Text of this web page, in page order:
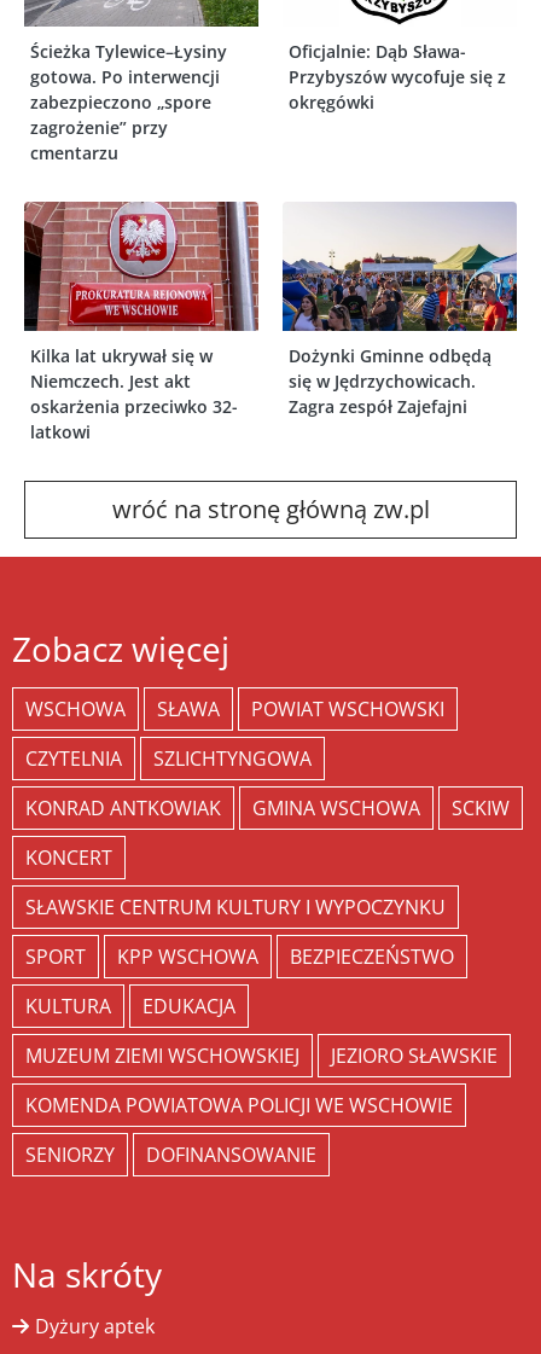
Ścieżka Tylewice–Łysiny
gotowa. Po interwencji
zabezpieczono „spore
zagrożenie” przy
cmentarzu
Oficjalnie: Dąb Sława-
Przybyszów wycofuje się z
okręgówki
Kilka lat ukrywał się w
Niemczech. Jest akt
oskarżenia przeciwko 32-
latkowi
Dożynki Gminne odbędą
się w Jędrzychowicach.
Zagra zespół Zajefajni
wróć na stronę główną zw.pl
Zobacz więcej
WSCHOWA SŁAWA
POWIAT WSCHOWSKI
CZYTELNIA
SZLICHTYNGOWA
KONRAD ANTKOWIAK
GMINA WSCHOWA
SCKIW
KONCERT
SŁAWSKIE CENTRUM KULTURY I WYPOCZYNKU
SPORT
KPP WSCHOWA
BEZPIECZEŃSTWO
KULTURA
EDUKACJA
MUZEUM ZIEMI WSCHOWSKIEJ
JEZIORO SŁAWSKIE
KOMENDA POWIATOWA POLICJI WE WSCHOWIE
SENIORZY
DOFINANSOWANIE
Na skróty
Dyżury aptek